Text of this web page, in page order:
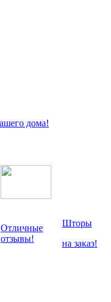
Отличные
отзывы!
Шторы
на заказ!